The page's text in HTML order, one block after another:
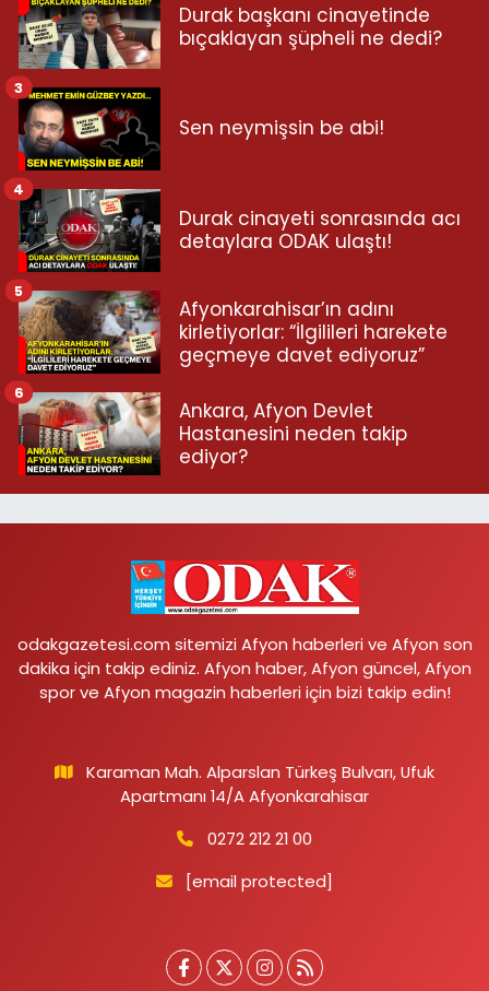
Durak başkanı cinayetinde
bıçaklayan şüpheli ne dedi?
Sen neymişsin be abi!
3
Durak cinayeti sonrasında acı
detaylara ODAK ulaştı!
4
Afyonkarahisar’ın adını
kirletiyorlar: “İlgilileri harekete
geçmeye davet ediyoruz”
5
Ankara, Afyon Devlet
Hastanesini neden takip
ediyor?
6
odakgazetesi.com sitemizi Afyon haberleri ve Afyon son
dakika için takip ediniz. Afyon haber, Afyon güncel, Afyon
spor ve Afyon magazin haberleri için bizi takip edin!
Karaman Mah. Alparslan Türkeş Bulvarı, Ufuk
Apartmanı 14/A Afyonkarahisar
0272 212 21 00
[email protected]